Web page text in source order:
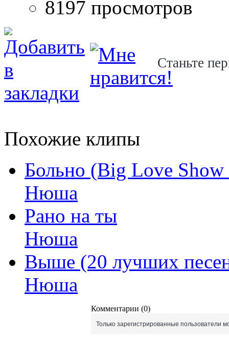
8197 просмотров
Станьте
Похожие клипы
Больно (Big Love Show
Нюша
Рано на ты
Нюша
Выше (20 лучших
Нюша
Комментарии (0)
Только зарегистрированные пользователи